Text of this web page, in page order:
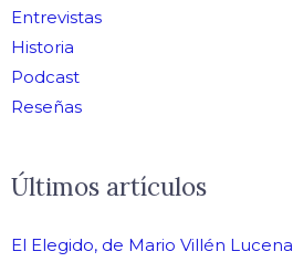
Entrevistas
Historia
Podcast
Reseñas
Últimos artículos
El Elegido, de Mario Villén Lucena